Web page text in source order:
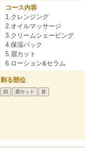
コース内容
1.クレンジング
2.オイルマッサージ
3.クリームシェービング
4.保湿パック
5.眉カット
6.ローション&セラム
剃る部位
顔 眉カット 首